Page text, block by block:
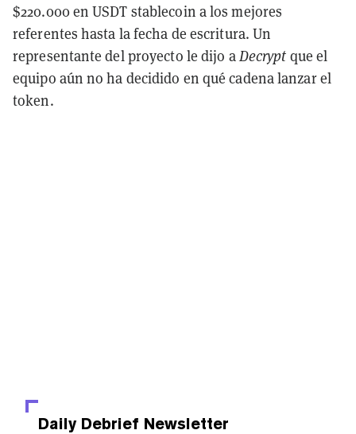
$220.000 en USDT stablecoin a los mejores
referentes hasta la fecha de escritura. Un
representante del proyecto le dijo aDecrypt que el
equipo aún no ha decidido en qué cadena lanzar el
token.
Daily Debrief Newsletter